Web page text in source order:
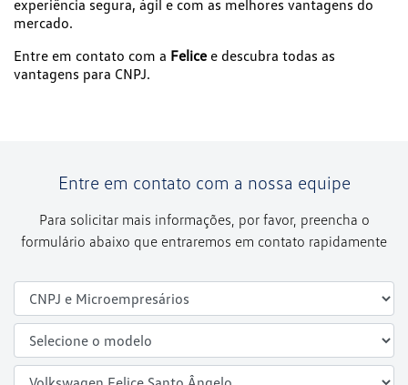
experiência segura, ágil e com as melhores vantagens do
mercado.
Entre em contato com a Felice e descubra todas as
vantagens para CNPJ.
Entre em contato com a nossa equipe
Para solicitar mais informações, por favor, preencha o
formulário abaixo que entraremos em contato rapidamente